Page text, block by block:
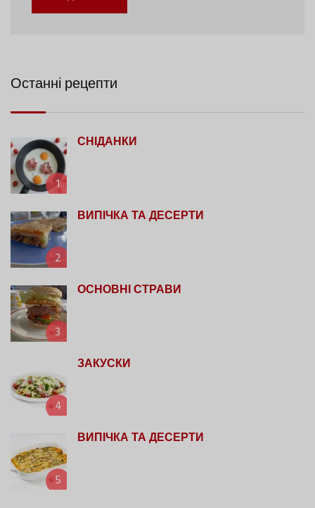
Останні рецепти
1
СНІДАНКИ
2
ВИПІЧКА ТА ДЕСЕРТИ
3
ОСНОВНІ СТРАВИ
4
ЗАКУСКИ
5
ВИПІЧКА ТА ДЕСЕРТИ